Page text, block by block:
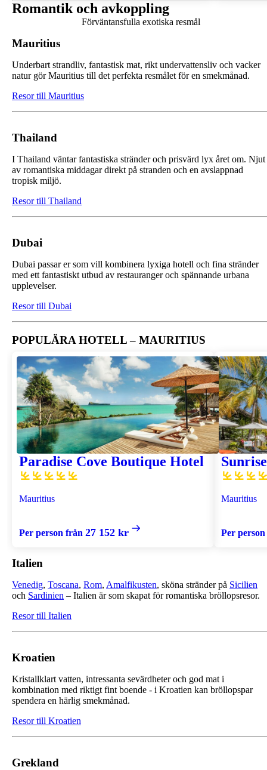
Romantik och avkoppling
Förväntansfulla exotiska resmål
Mauritius
Underbart strandliv, fantastisk mat, rikt undervattensliv och vacker
natur gör Mauritius till det perfekta resmålet för en smekmånad.
Resor till Mauritius
Thailand
I Thailand väntar fantastiska stränder och prisvärd lyx året om. Njut
av romantiska middagar direkt på stranden och en avslappnad
tropisk miljö.
Resor till Thailand
Dubai
Dubai passar er som vill kombinera lyxiga hotell och fina stränder
med ett fantastiskt utbud av restauranger och spännande urbana
upplevelser.
Resor till Dubai
POPULÄRA HOTELL – MAURITIUS
Paradise Cove Boutique Hotel
Mauritius
Per person från 27 152 kr
Mauritius
Per
Italien
Venedig, Toscana, Rom, Amalfikusten, sköna stränder på Sicilien
och Sardinien – Italien är som skapat för romantiska bröllopsresor.
Resor till Italien
Kroatien
Kristallklart vatten, intressanta sevärdheter och god mat i
kombination med riktigt fint boende - i Kroatien kan bröllopspar
spendera en härlig smekmånad.
Resor till Kroatien
Grekland